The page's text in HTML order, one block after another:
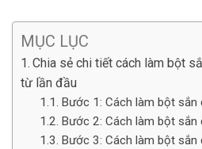
MỤC LỤC
Chia sẻ chi tiết cách làm bột
từ lần đầu
Bước 1: Cách làm bột sắn
Bước 2: Cách làm bột sắn
Bước 3: Cách làm bột sắn